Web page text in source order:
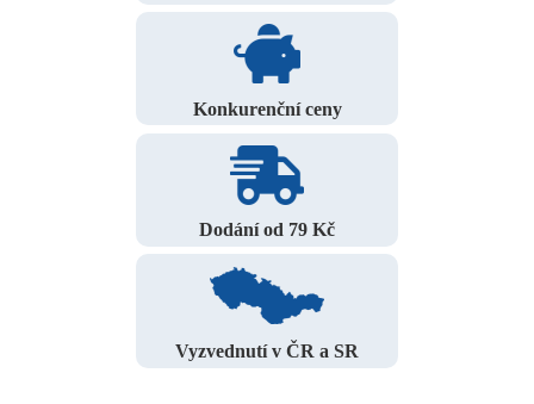
Konkurenční ceny
Dodání od 79 Kč
Vyzvednutí v ČR a SR